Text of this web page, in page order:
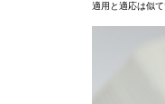
適用と適応は似